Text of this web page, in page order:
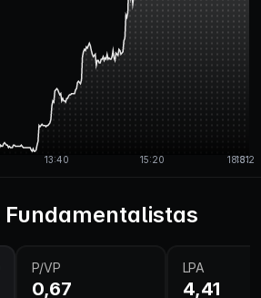
Fundamentalistas
P/VP
0,67
LPA
4,41